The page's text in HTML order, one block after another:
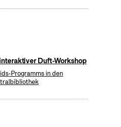
Duft-Workshop
Programms in den